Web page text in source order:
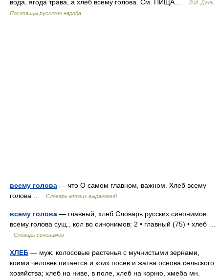
вода, ягода трава, а хлеб всему голова. См. ПИЩА …
В.И. Даль.
Пословицы русского народа
всему голова — что О самом главном, важном. Хлеб всему
голова …
Словарь многих выражений
всему голова — главный, хлеб Словарь русских синонимов.
всему голова сущ., кол во синонимов: 2 • главный (75) • хлеб …
Словарь синонимов
ХЛЕБ — муж. колосовые растенья с мучнистыми зернами,
коими человек питается и коих посев и жатва основа сельского
хозяйства; хлеб на ниве, в поле, хлеб на корню, хмеба мн.